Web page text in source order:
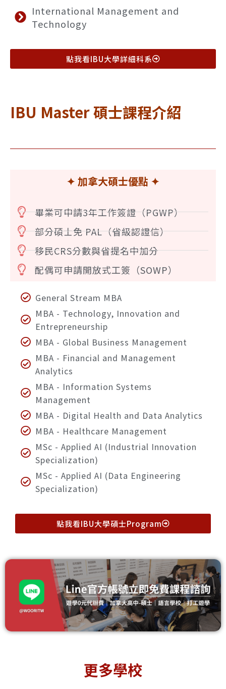
International Management and
Technology
點我看IBU大學詳細科系
IBU Master 碩士課程介紹
✦ 加拿大碩士優點 ✦
畢業可申請3年工作簽證（PGWP）
部分碩士免 PAL（省級認證信）
移民CRS分數與省提名中加分
配偶可申請開放式工簽（SOWP）
General Stream MBA
MBA - Technology, Innovation and
Entrepreneurship
MBA - Global Business Management
MBA - Financial and Management
Analytics
MBA - Information Systems
Management
MBA - Digital Health and Data Analytics
MBA - Healthcare Management
MSc - Applied AI (Industrial Innovation
Specialization)
MSc - Applied AI (Data Engineering
Specialization)
點我看IBU大學碩士Program
更多學校
Allison
Universit